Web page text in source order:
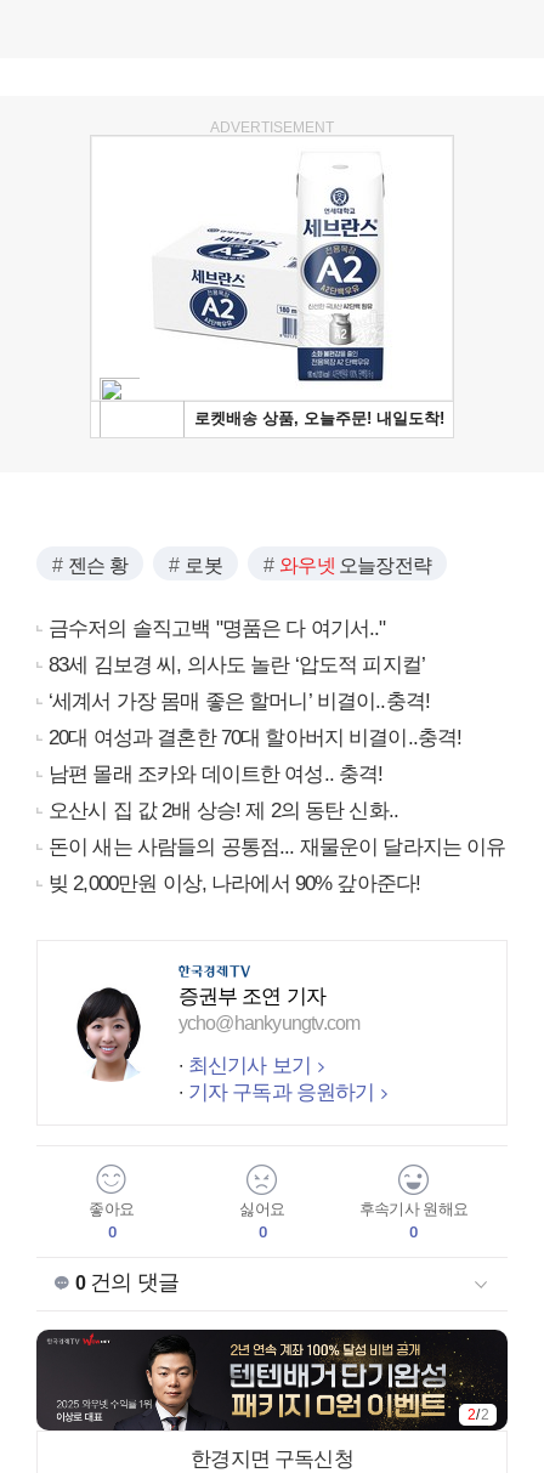
ADVERTISEMENT
젠슨 황 로봇 와우넷 오늘장전략
금수저의 솔직고백 "명품은 다 여기서.."
83세 김보경 씨, 의사도 놀란 ‘압도적 피지컬’
‘세계서 가장 몸매 좋은 할머니’ 비결이..충격!
20대 여성과 결혼한 70대 할아버지 비결이..충격!
남편 몰래 조카와 데이트한 여성.. 충격!
오산시 집 값 2배 상승! 제 2의 동탄 신화..
돈이 새는 사람들의 공통점... 재물운이 달라지는 이유
빚 2,000만원 이상, 나라에서 90% 갚아준다!
증권부 조연 기자
ycho@hankyungtv.com
최신기사 보기
기자 구독과 응원하기
좋아요
0
싫어요
0
후속기사 원해요
0
0건의 댓글
2/2
한경지면 구독신청